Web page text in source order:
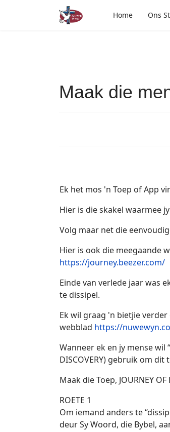
Home Ons
Maak die
Ek het mos 'n Toep of App
Hier is die skakel waarmee
Volg maar net die
Hier is ook die meegaande
https://journey.beezer.com/
Einde van verlede jaar was
te dissipel.
Ek wil graag 'n bietjie
webblad https://
Wanneer ek en jy mense wil
DISCOVERY) gebruik om dit
Maak die Toep, JOURNEY
ROETE 1
Om iemand anders te
deur Sy Woord, die Bybel,